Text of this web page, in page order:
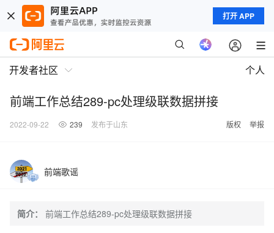
打开 APP
开发者社区 个人
前端工作总结289-pc处理级联数据拼接
2022-09-22 239 发布于山东 版权 举报
前端歌谣
简介： 前端工作总结289-pc处理级联数据拼接